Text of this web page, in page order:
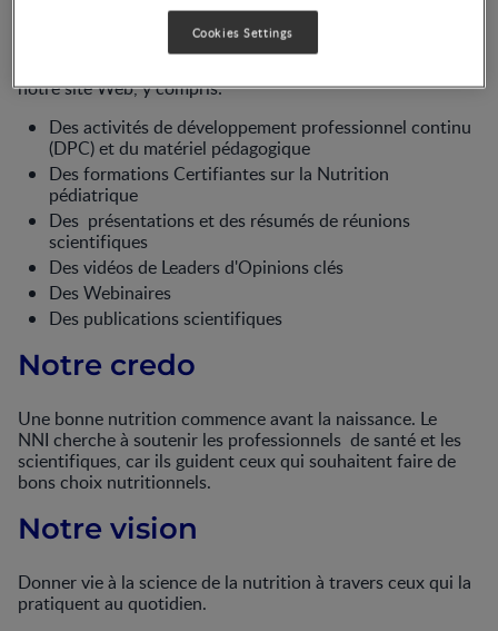
Que proposons-nous?
notre site Web, y compris:
Des activités de développement professionnel continu
(DPC) et du matériel pédagogique
Des formations Certifiantes sur la Nutrition
pédiatrique
Des présentations et des résumés de réunions
scientifiques
Des vidéos de Leaders d'Opinions clés
Des Webinaires
Des publications scientifiques
Notre credo
Une bonne nutrition commence avant la naissance. Le
NNI cherche à soutenir les professionnels de santé et les
scientifiques, car ils guident ceux qui souhaitent faire de
bons choix nutritionnels.
Notre vision
Donner vie à la science de la nutrition à travers ceux qui la
pratiquent au quotidien.
Cookies Settings